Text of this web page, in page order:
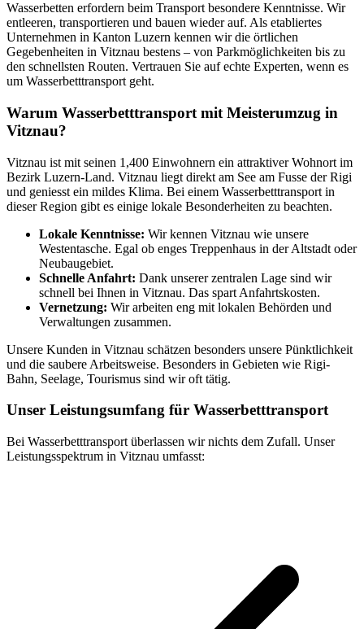
Wasserbetten erfordern beim Transport besondere Kenntnisse. Wir
entleeren, transportieren und bauen wieder auf. Als etabliertes
Unternehmen in Kanton Luzern kennen wir die örtlichen
Gegebenheiten in Vitznau bestens – von Parkmöglichkeiten bis zu
den schnellsten Routen. Vertrauen Sie auf echte Experten, wenn es
um Wasserbetttransport geht.
Warum Wasserbetttransport mit Meisterumzug in
Vitznau?
Vitznau ist mit seinen 1,400 Einwohnern ein attraktiver Wohnort im
Bezirk Luzern-Land. Vitznau liegt direkt am See am Fusse der Rigi
und geniesst ein mildes Klima. Bei einem Wasserbetttransport in
dieser Region gibt es einige lokale Besonderheiten zu beachten.
Lokale Kenntnisse: Wir kennen Vitznau wie unsere
Westentasche. Egal ob enges Treppenhaus in der Altstadt oder
Neubaugebiet.
Schnelle Anfahrt: Dank unserer zentralen Lage sind wir
schnell bei Ihnen in Vitznau. Das spart Anfahrtskosten.
Vernetzung: Wir arbeiten eng mit lokalen Behörden und
Verwaltungen zusammen.
Unsere Kunden in Vitznau schätzen besonders unsere Pünktlichkeit
und die saubere Arbeitsweise. Besonders in Gebieten wie Rigi-
Bahn, Seelage, Tourismus sind wir oft tätig.
Unser Leistungsumfang für Wasserbetttransport
Bei Wasserbetttransport überlassen wir nichts dem Zufall. Unser
Leistungsspektrum in Vitznau umfasst: